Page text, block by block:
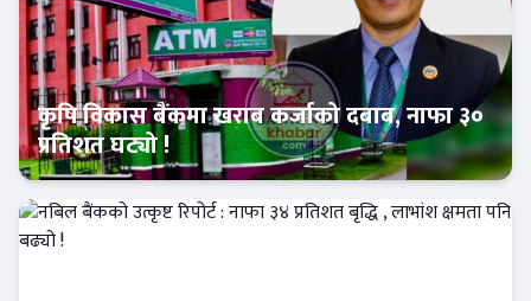
Banner News
कृषि विकास बैंकमा खराब कर्जाको दबाब, नाफा ३०
प्रतिशत घट्यो !